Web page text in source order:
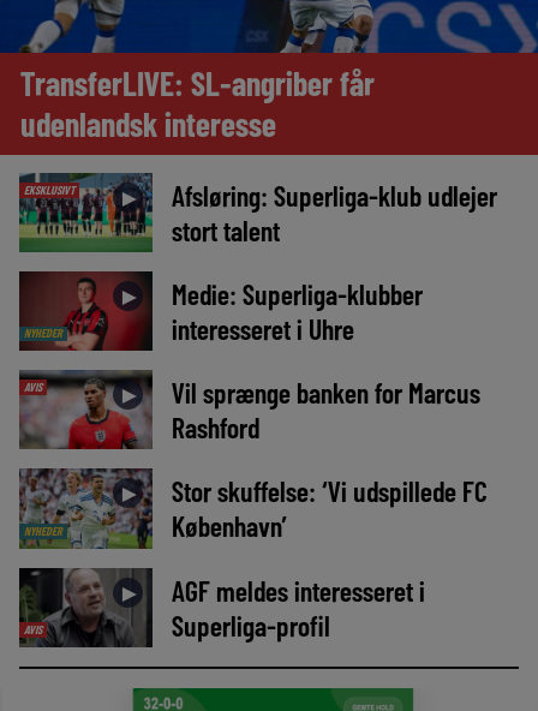
TransferLIVE: SL-angriber får
udenlandsk interesse
EKSKLUSIVT ►
Afsløring: Superliga-klub udlejer
stort talent
NYHEDER
►
Medie: Superliga-klubber
interesseret i Uhre
AVIS ►
Vil sprænge banken for Marcus
Rashford
NYHEDER
►
Stor skuffelse: ‘Vi udspillede FC
København’
AVIS
►
AGF meldes interesseret i
Superliga-profil